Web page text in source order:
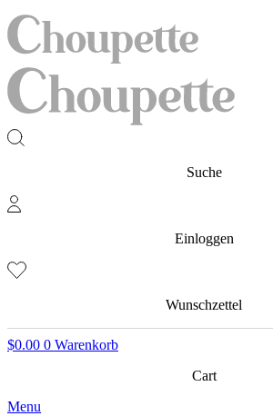
Suche
Einloggen
Wunschzettel
$0.00 0 Warenkorb
Cart
Menu